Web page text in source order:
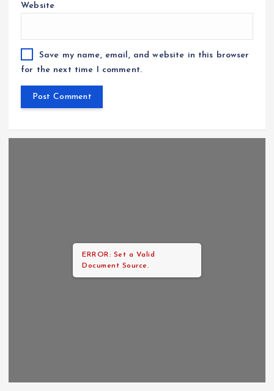
Website
Save my name, email, and website in this browser
for the next time I comment.
ERROR: Set a Valid
Document Source.